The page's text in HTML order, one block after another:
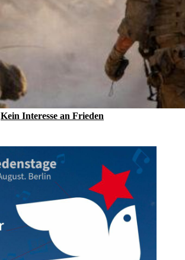
Kein Inte­resse an Frieden